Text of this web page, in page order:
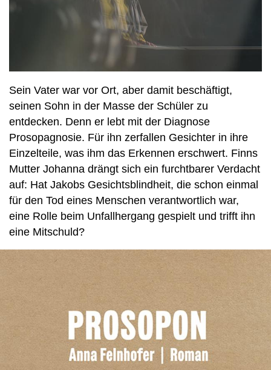
Sein Vater war vor Ort, aber damit beschäftigt,
seinen Sohn in der Masse der Schüler zu
entdecken. Denn er lebt mit der Diagnose
Prosopagnosie. Für ihn zerfallen Gesichter in ihre
Einzelteile, was ihm das Erkennen erschwert. Finns
Mutter Johanna drängt sich ein furchtbarer Verdacht
auf: Hat Jakobs Gesichtsblindheit, die schon einmal
für den Tod eines Menschen verantwortlich war,
eine Rolle beim Unfallhergang gespielt und trifft ihn
eine Mitschuld?